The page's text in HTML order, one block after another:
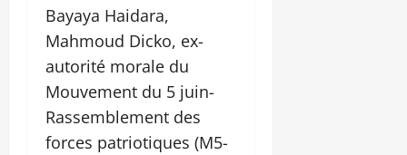
Bayaya Haidara,
Mahmoud Dicko, ex-
autorité morale du
Mouvement du 5 juin-
Rassemblement des
forces patriotiques (M5-